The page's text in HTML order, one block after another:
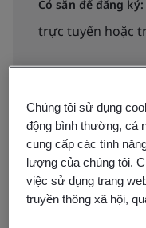
Có sẵn để đăng ký:
trực tuyến hoặc
Tổ chức của bạn
ứng hàng không vũ
Chúng tôi sử dụng
động bình thường, cá
cung cấp các tính
lượng của chúng tôi.
việc sử dụng trang
truyền thông xã hội,